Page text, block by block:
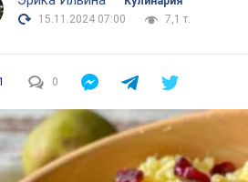
15.11.2024 07:00
7,1 т.
0